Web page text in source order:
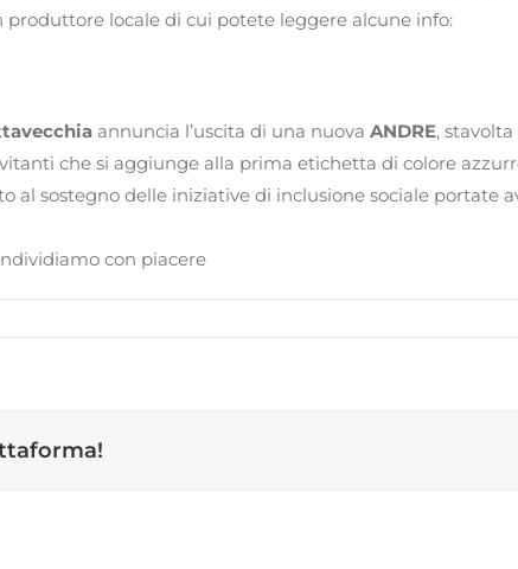
produttore locale di cui potete leggere alcune info:
annuncia l’uscita di una nuova ANDRE,
che si aggiunge alla prima etichetta di colore
al sostegno delle iniziative di inclusione sociale portate
con piacere